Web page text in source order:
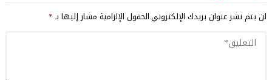
لن يتم نشر عنوان بريدك الإلكتروني.الحقول الإلزامية مشار إليها بـ*